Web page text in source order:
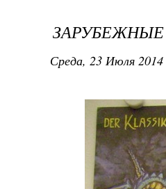
Среда, 23 Июля